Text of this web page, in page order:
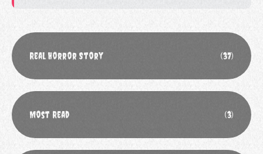
Real Horror Story (37)
Most Read (3)